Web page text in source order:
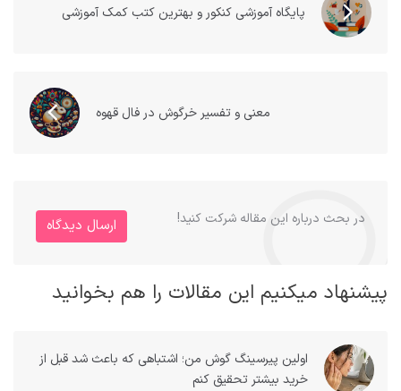
پایگاه آموزشی کنکور و بهترین کتب کمک آموزشی
معنی و تفسیر خرگوش در فال قهوه
در بحث درباره این مقاله شرکت کنید! ارسال دیدگاه
پیشنهاد میکنیم این مقالات را هم بخوانید
اولین پیرسینگ گوش من؛ اشتباهی که باعث شد قبل از
خرید بیشتر تحقیق کنم